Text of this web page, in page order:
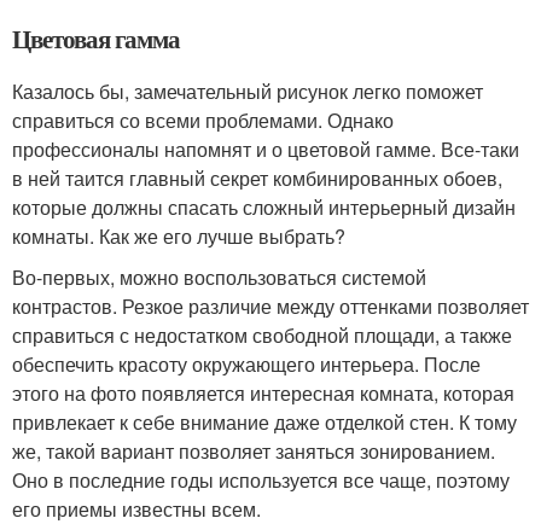
Цветовая гамма
Казалось бы, замечательный рисунок легко поможет
справиться со всеми проблемами. Однако
профессионалы напомнят и о цветовой гамме. Все-таки
в ней таится главный секрет комбинированных обоев,
которые должны спасать сложный интерьерный дизайн
комнаты. Как же его лучше выбрать?
Во-первых, можно воспользоваться системой
контрастов. Резкое различие между оттенками позволяет
справиться с недостатком свободной площади, а также
обеспечить красоту окружающего интерьера. После
этого на фото появляется интересная комната, которая
привлекает к себе внимание даже отделкой стен. К тому
же, такой вариант позволяет заняться зонированием.
Оно в последние годы используется все чаще, поэтому
его приемы известны всем.